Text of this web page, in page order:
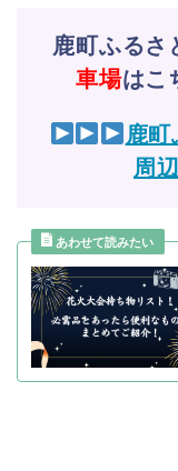
鹿町ふるさ
車場はこ
鹿町
周